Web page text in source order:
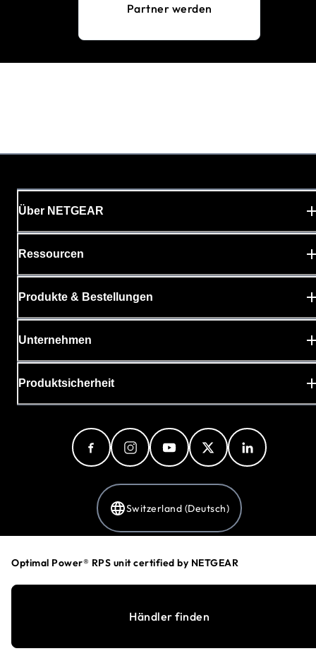
Partner werden
Optimal Power® RPS unit certified by NETGEAR
Händler finden
Über NETGEAR
Ressourcen
Produkte & Bestellungen
Unternehmen
Produktsicherheit
Switzerland (Deutsch)
Datenschutzerklärung
Cookie-Einstellungen
1996-2026 NETGEAR®